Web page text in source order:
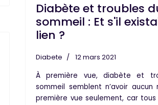
Diabète et troubles
sommeil : Et s'il
lien ?
Diabete
12 mars 2021
À première vue, diabète et
sommeil semblent n’avoir aucun
première vue seulement, car tous